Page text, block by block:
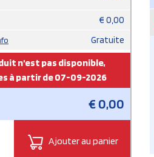
€ 0,00
Gratuite
n'est pas disponible,
à partir de 07-09-2026
€0,00
Ajouter au panier